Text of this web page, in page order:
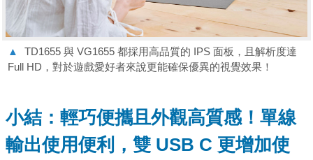
▲
TD1655 與 VG1655 都採用高品質的 IPS 面板，且解析度達
Full HD，對於遊戲愛好者來說更能確保優異的視覺效果！
小結：輕巧便攜且外觀高質感！單線
輸出使用便利，雙 USB C 更增加使